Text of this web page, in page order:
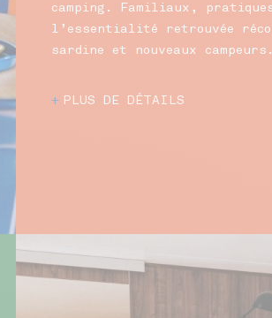
camping. Familiaux,
l’essentialité retrouvée
sardine et nouveaux campeurs.
PLUS DE DÉTAILS